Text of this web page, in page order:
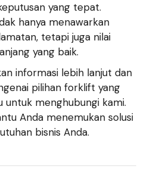
yang tepat.
hanya menawarkan
tetapi juga nilai
yang baik.
informasi lebih lanjut dan
pilihan forklift yang
untuk menghubungi kami.
Anda menemukan solusi
bisnis Anda.